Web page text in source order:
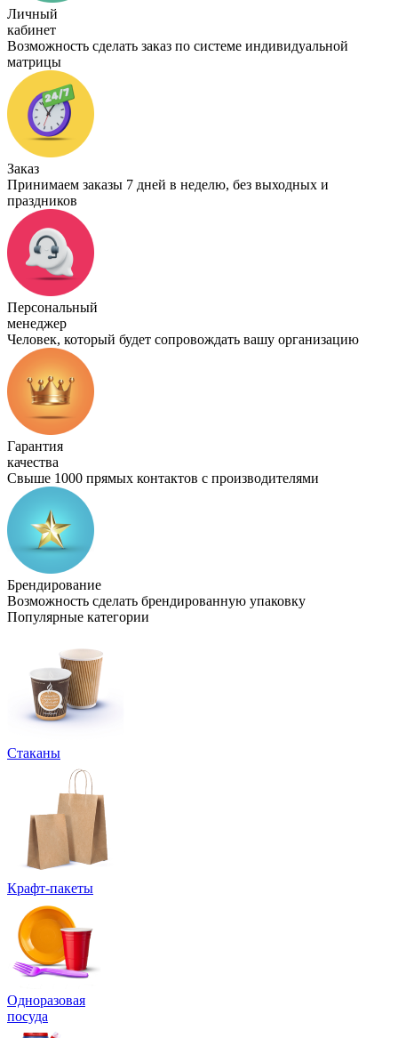
Личный
кабинет
Возможность сделать заказ по системе индивидуальной
матрицы
Заказ
Принимаем заказы 7 дней в неделю, без выходных и
праздников
Персональный
менеджер
Человек, который будет сопровождать вашу организацию
Гарантия
качества
Свыше 1000 прямых контактов с производителями
Брендирование
Возможность сделать брендированную упаковку
Популярные категории
Стаканы
Крафт-пакеты
Одноразовая
посуда